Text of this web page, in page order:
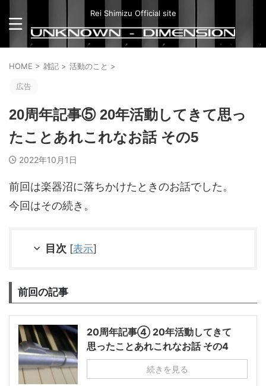
Rei Shimizu Official site
HOME > 雑記 > 活動のこと >
広告
20周年記事⑤ 20年活動してきて思っ
たことあれこれなお話 その5
2022年10月1日
前回は楽器沼に落ちかけたときのお話でした。
今回はその続き。
目次 [表示]
前回の記事
20周年記事④ 20年活動してきて
思ったことあれこれなお話 その4
続きを見る